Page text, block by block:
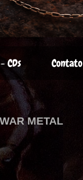
CDs Contato
METAL